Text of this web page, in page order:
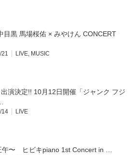
目黒 馬場桜佑 × みやけん CONCERT
LIVE MUSIC
演決定!! 10月12日開催「ジャンク フジ
14 LIVE
午〜 ヒビキpiano 1st Concert in …